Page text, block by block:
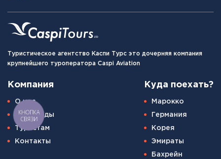
Туристическое агентство Каспи Турс это дочерняя компания
крупнейшего туроператора Caspi Aviation
Компания
О нас
Наши гиды
Туристам
Контакты
Куда поехать?
Марокко
Германия
Корея
Эмираты
Бахрейн
КНОПКА
СВЯЗИ